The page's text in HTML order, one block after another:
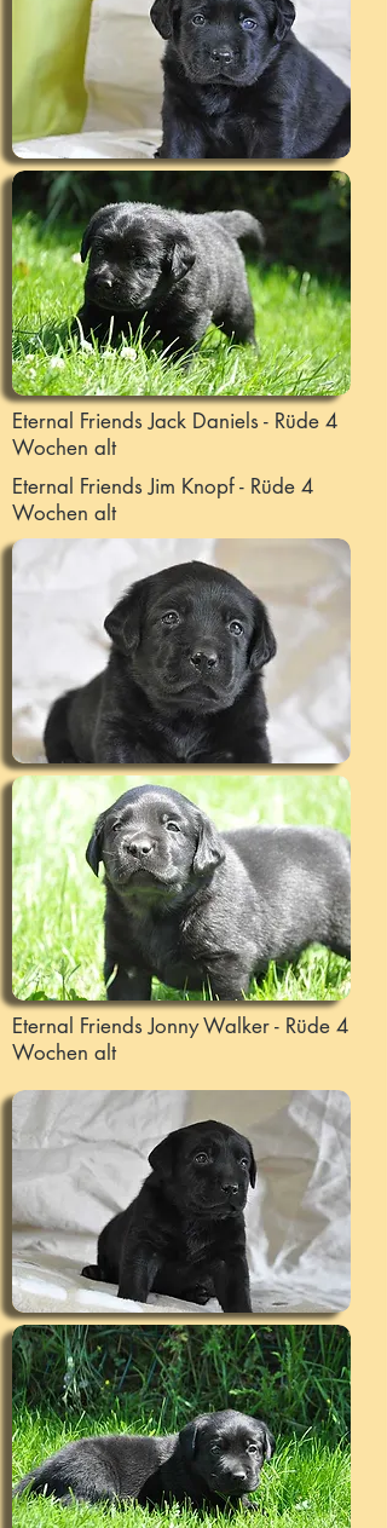
Eternal Friends Jack Daniels - Rüde 4
Wochen alt
Eternal Friends Jim Knopf - Rüde 4
Wochen alt
Eternal Friends Jonny Walker - Rüde 4
Wochen alt